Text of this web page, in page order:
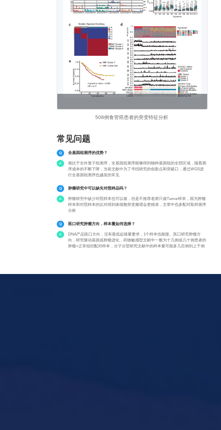
508例食管癌患者的突变特征分析
常见问题
全基因组测序的优势？
相比于全外显子组测序，全基因组测序能够得到物种基因组的全部区域，随着测
序成本的不断下降，当前文献中为了寻找研究的创新点和突破口，通过WGS进
行全基因组测序也越发的常见
肿瘤研究中可以缺失对照样品吗？
肿瘤研究中缺少对照样本也可以做，但是不推荐老师只做Tumor样本，因为肿瘤
样本和对照样本的比对得到体细胞突变频谱会更精准，文章中也多配对取样测序
分析
医口研究肿瘤方向，样本量如何选择？
DNA产品医口方向，没有最低起接量要求，1个样本也能接。医口研究肿瘤方
向，研究驱动基因或肿瘤进化，药物敏感型文献中一般为十几例或几十例患者的
肿瘤+正常组织配对样本，分子分型研究文献中的样本量可能多几百例到上千例